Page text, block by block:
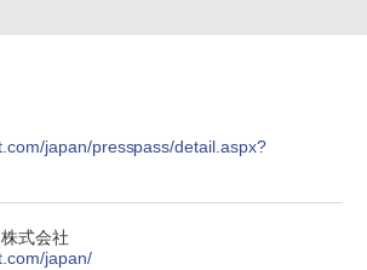
japan/presspass/detail.aspx?
式会社
japan/